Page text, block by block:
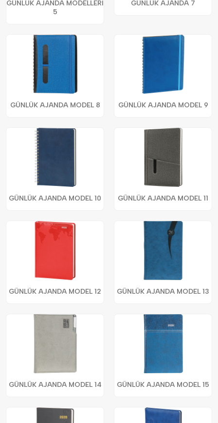
GÜNLÜK AJANDA MODELLERİ
5
GÜNLÜK AJANDA 7
GÜNLÜK AJANDA MODEL 8 GÜNLÜK AJANDA MODEL 9
GÜNLÜK AJANDA MODEL 10 GÜNLÜK AJANDA MODEL 11
GÜNLÜK AJANDA MODEL 12 GÜNLÜK AJANDA MODEL 13
GÜNLÜK AJANDA MODEL 14 GÜNLÜK AJANDA MODEL 15